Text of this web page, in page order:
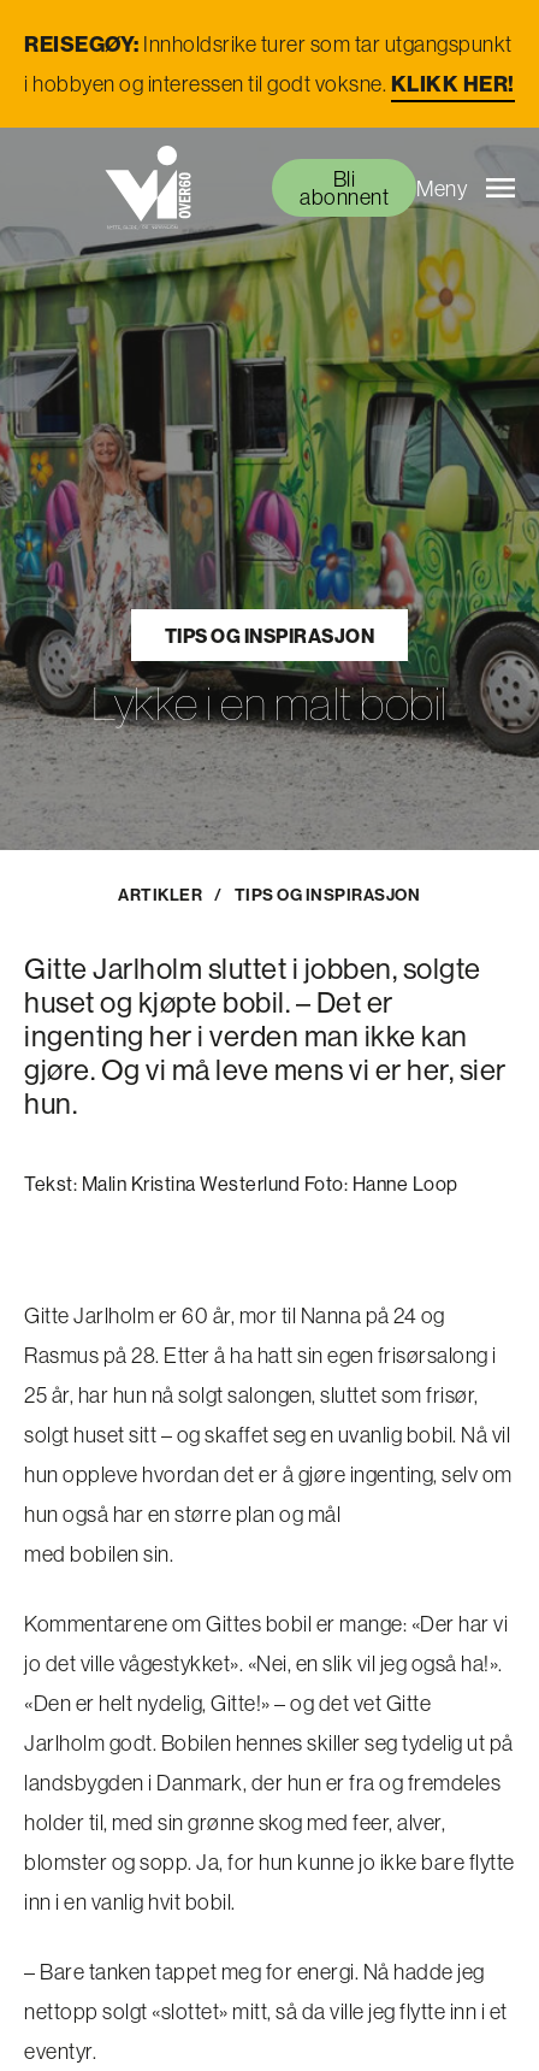
REISEGØY: Innholdsrike turer som tar utgangspunkt
i hobbyen og interessen til godt voksne.KLIKK HER!
Bli
abonnent Meny
TIPS OG INSPIRASJON
Lykke i en malt bobil
ARTIKLER / TIPS OG INSPIRASJON
Gitte Jarlholm sluttet i jobben, solgte
huset og kjøpte bobil. – Det er
ingenting her i verden man ikke kan
gjøre. Og vi må leve mens vi er her, sier
hun.
Tekst: Malin Kristina Westerlund Foto: Hanne Loop
Gitte Jarlholm er 60 år, mor til Nanna på 24 og
Rasmus på 28. Etter å ha hatt sin egen frisørsalong i
25 år, har hun nå solgt salongen, sluttet som frisør,
solgt huset sitt – og skaffet seg en uvanlig bobil. Nå vil
hun oppleve hvordan det er å gjøre ingenting, selv om
hun også har en større plan og mål
med bobilen sin.
Kommentarene om Gittes bobil er mange: «Der har vi
jo det ville vågestykket». «Nei, en slik vil jeg også ha!».
«Den er helt nydelig, Gitte!» – og det vet Gitte
Jarlholm godt. Bobilen hennes skiller seg tydelig ut på
landsbygden i Danmark, der hun er fra og fremdeles
holder til, med sin grønne skog med feer, alver,
blomster og sopp. Ja, for hun kunne jo ikke bare flytte
inn i en vanlig hvit bobil.
– Bare tanken tappet meg for energi. Nå hadde jeg
nettopp solgt «slottet» mitt, så da ville jeg flytte inn i et
eventyr.